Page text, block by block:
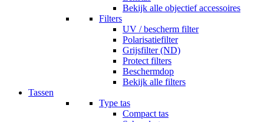
Bekijk alle objectief accessoires
Filters
UV / bescherm filter
Polarisatiefilter
Grijsfilter (ND)
Protect filters
Beschermdop
Bekijk alle filters
Tassen
Type tas
Compact tas